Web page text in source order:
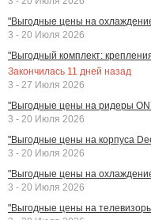
"Выгодные цены на
3 - 20 Июля 2026
"Выгодный комплект:
Закончилась 11 дней назад
3 - 27 Июля 2026
"Выгодные цены на ридеры
3 - 20 Июля 2026
"Выгодные цены на корпуса
3 - 20 Июля 2026
"Выгодные цены на
3 - 20 Июля 2026
"Выгодные цены на